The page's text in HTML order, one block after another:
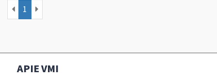
1
APIE VMI